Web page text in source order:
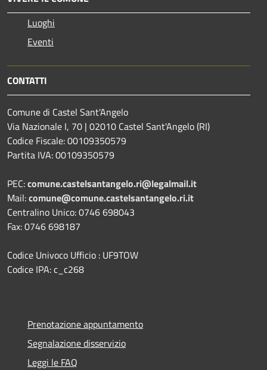
Luoghi
Eventi
CONTATTI
Comune di Castel Sant'Angelo
Via Nazionale I, 70 | 02010 Castel Sant'Angelo (RI)
Codice Fiscale: 00109350579
Partita IVA: 00109350579
PEC:comune.castelsantangelo.ri@legalmail.it
Mail:comune@comune.castelsantangelo.ri.it
Centralino Unico: 0746 698043
Fax: 0746 698187
Codice Univoco Ufficio : UF9TOW
Codice IPA: c_c268
Prenotazione appuntamento
Segnalazione disservizio
Leggi le FAQ